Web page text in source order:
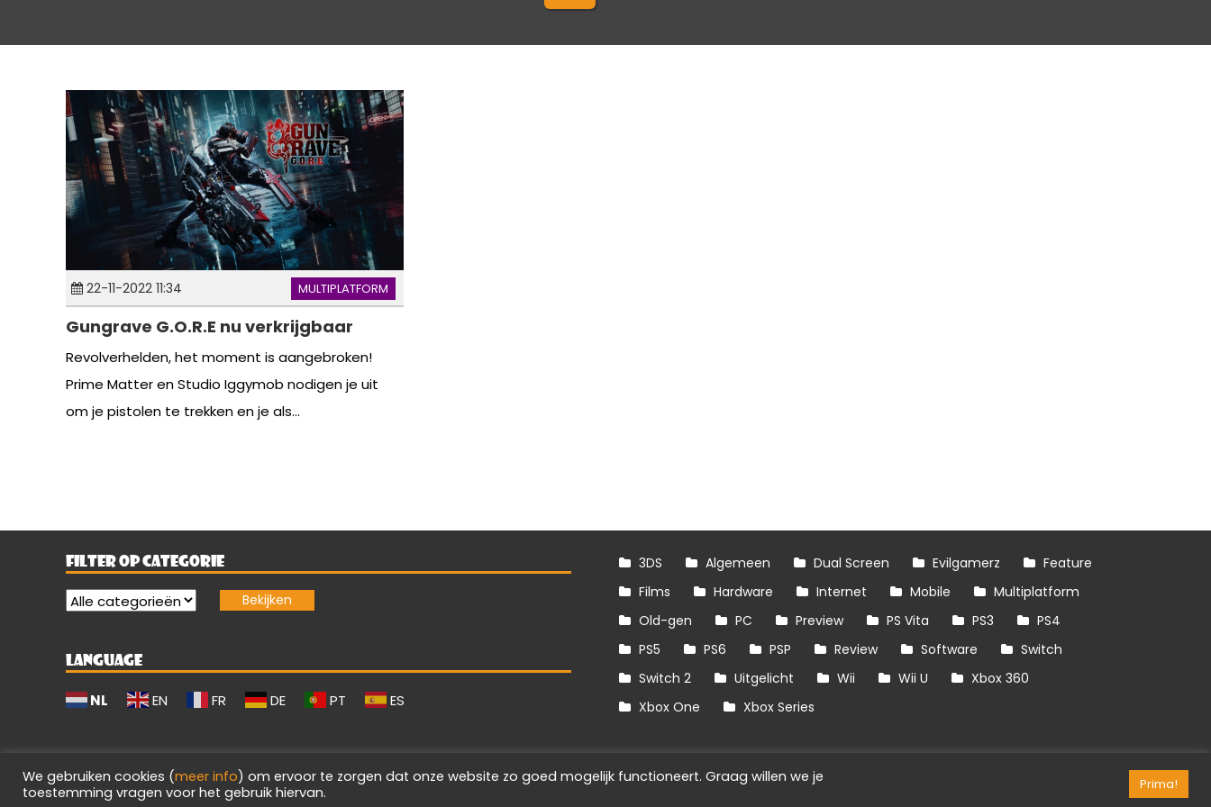
22-11-2022 11:34 MULTIPLATFORM
Gungrave G.O.R.E nu verkrijgbaar
Revolverhelden, het moment is aangebroken!
Prime Matter en Studio Iggymob nodigen je uit
om je pistolen te trekken en je als...
FILTER OP CATEGORIE
LANGUAGE
NL EN FR DE PT ES
3DS Algemeen Dual Screen Evilgamerz
Feature
Films
Hardware Internet Mobile
Multiplatform
Old-gen
PC Preview PS Vita PS3
PS4
PS5
PS6 PSP Review Software
Switch
Switch 2
Uitgelicht Wii Wii U
Xbox 360
Xbox One
Xbox Series
Evilgamerz 2026 - Alle rechten voorbehouden.
We gebruiken cookies (meer info) om ervoor te zorgen dat onze website zo goed mogelijk functioneert. Graag willen we je
toestemming vragen voor het gebruik hiervan.
Prima!